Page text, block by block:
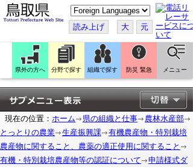
こ
の
ペ
ー
ジ
翻
訳
す
る
読み上げ 大 元
県外の方へ 分野で探す 組織で探す 防災 緊急 メニュー
現在の位置： ホーム 県の組織と仕事
農林水産部
とっとりの農業
生産振興課
有機農産物・特別栽培
農産物に関すること、農薬の適正使用に関すること
有機・特別栽培農産物等の認証について
申請様式ダ